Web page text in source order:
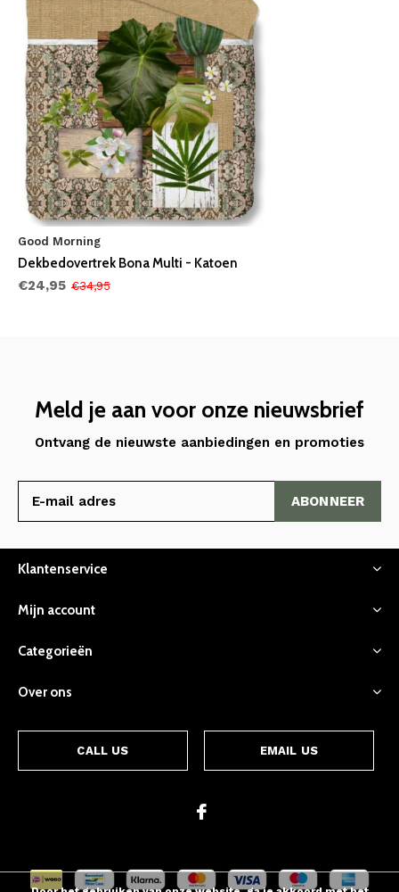
Good Morning
Dekbedovertrek Bona Multi - Katoen
€24,95 €34,95
Meld je aan voor onze nieuwsbrief
Ontvang de nieuwste aanbiedingen en promoties
ABONNEER
Klantenservice
Mijn account
Categorieën
Over ons
CALL US EMAIL US